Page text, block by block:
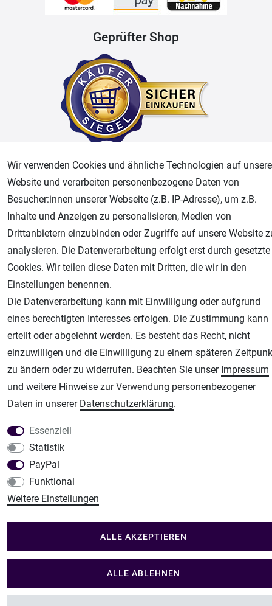
Geprüfter Shop
Unsere weiteren Shops:
Airbrush-City
Fachhandel für: Airbrushpistolen, Kompressoren, Airbrushfarben
Modellbau-City
Modellbau Shop
Plotter-City
Schneideplotter, Transferpressen, Siebdruck und Plotterfolien
Im Shop Kaufen
Küchen Zubehör - Haus/Garten - Tierbedarf
Wir verwenden Cookies und ähnliche Technologien auf
Website und verarbeiten personenbezogene Daten von
Besucher:innen unserer Webseite (z.B. IP-Adresse), um z.B.
Inhalte und Anzeigen zu personalisieren, Medien von
Drittanbietern einzubinden oder Zugriffe auf unsere Website
analysieren. Die Datenverarbeitung erfolgt erst durch gesetzte
Cookies. Wir teilen diese Daten mit Dritten, die wir in den
Einstellungen benennen.
Die Datenverarbeitung kann mit Einwilligung oder aufgrund
eines berechtigten Interesses erfolgen. Die Zustimmung kann
erteilt oder abgelehnt werden. Es besteht das Recht, nicht
einzuwilligen und die Einwilligung zu einem späteren
zu ändern oder zu widerrufen. Beachten Sie unser Impressum
und weitere Hinweise zur Verwendung personenbezogener
Daten in unserer Daten­schutz­erklärung.
Essenziell
Statistik
PayPal
Funktional
Weitere Einstellungen
ALLE AKZEPTIEREN
ALLE ABLEHNEN